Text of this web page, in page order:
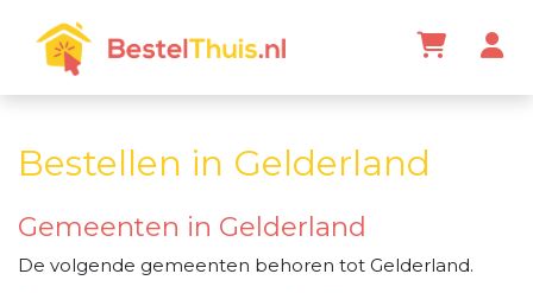
Bestellen in Gelderland
Gemeenten in Gelderland
De volgende gemeenten behoren tot Gelderland.